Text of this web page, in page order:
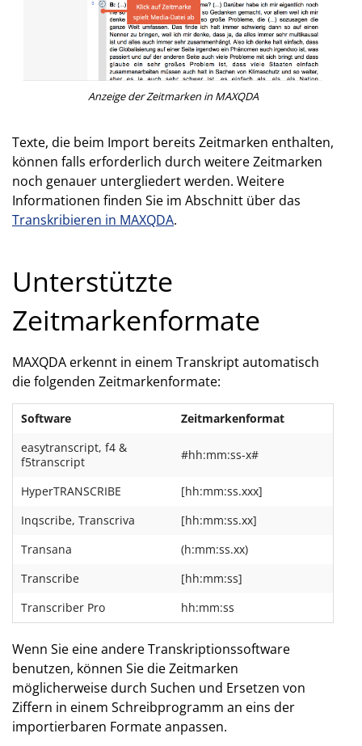
Anzeige der Zeitmarken in MAXQDA
Texte, die beim Import bereits Zeitmarken enthalten,
können falls erforderlich durch weitere Zeitmarken
noch genauer untergliedert werden. Weitere
Informationen finden Sie im Abschnitt über das
Transkribieren in MAXQDA.
Unterstützte
Zeitmarkenformate
MAXQDA erkennt in einem Transkript automatisch
die folgenden Zeitmarkenformate:
Software
Zeitmarkenformat
easytranscript, f4 &
f5transcript
#hh:mm:ss-x#
HyperTRANSCRIBE
[hh:mm:ss.xxx]
Inqscribe, Transcriva
[hh:mm:ss.xx]
Transana
(h:mm:ss.xx)
Transcribe
[hh:mm:ss]
Transcriber Pro
hh:mm:ss
Wenn Sie eine andere Transkriptionssoftware
benutzen, können Sie die Zeitmarken
möglicherweise durch Suchen und Ersetzen von
Ziffern in einem Schreibprogramm an eins der
importierbaren Formate anpassen.